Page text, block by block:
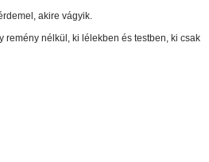
akire vágyik.
remény nélkül, ki lélekben és testben, ki csak